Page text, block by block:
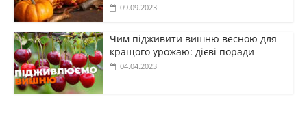
09.09.2023
Чим підживити вишню весною для
кращого урожаю: дієві поради
04.04.2023